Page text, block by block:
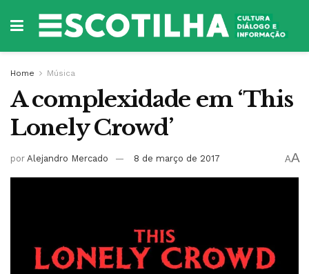
Home Música
A complexidade em ‘This
Lonely Crowd’
por Alejandro Mercado 8 de março de 2017 AA